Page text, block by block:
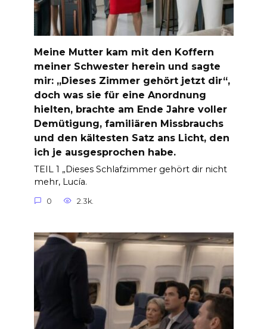
Meine Mutter kam mit den Koffern
meiner Schwester herein und sagte
mir: „Dieses Zimmer gehört jetzt dir“,
doch was sie für eine Anordnung
hielten, brachte am Ende Jahre voller
Demütigung, familiären Missbrauchs
und den kältesten Satz ans Licht, den
ich je ausgesprochen habe.
TEIL 1 „Dieses Schlafzimmer gehört dir nicht
mehr, Lucía.
0 2.3k.